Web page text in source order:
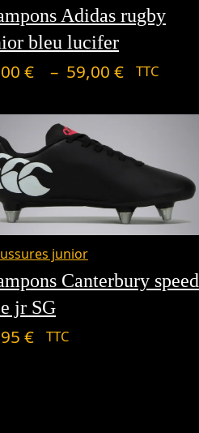
Adidas rugby
bleu lucifer
€ – 59,00 €
de
40,00 €
TTC
junior
Canterbury speed
jr SG
€ TTC